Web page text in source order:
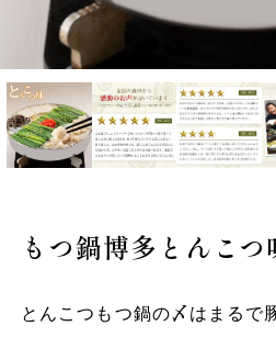
もつ鍋博多とんこつ
とんこつもつ鍋の〆はまるで